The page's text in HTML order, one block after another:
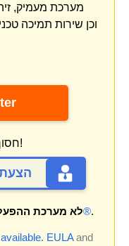
מערכת מעמיק,
חסוך כסף לעסק שלך!
הצעת
לא מערכתמק®.
EULAand